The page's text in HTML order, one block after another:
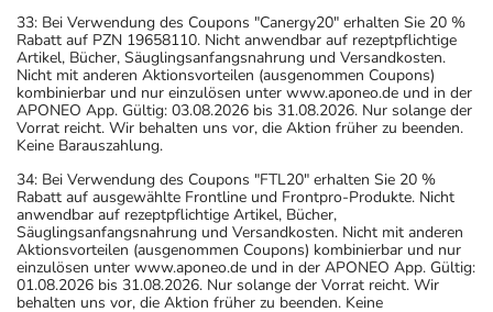
33: Bei Verwendung des Coupons "Canergy20" erhalten Sie 20 %
Rabatt auf PZN 19658110. Nicht anwendbar auf rezeptpflichtige
Artikel, Bücher, Säuglingsanfangsnahrung und Versandkosten.
Nicht mit anderen Aktionsvorteilen (ausgenommen Coupons)
kombinierbar und nur einzulösen unter www.aponeo.de und in der
APONEO App. Gültig: 03.08.2026 bis 31.08.2026. Nur solange der
Vorrat reicht. Wir behalten uns vor, die Aktion früher zu beenden.
Keine Barauszahlung.
34: Bei Verwendung des Coupons "FTL20" erhalten Sie 20 %
Rabatt auf ausgewählte Frontline und Frontpro-Produkte. Nicht
anwendbar auf rezeptpflichtige Artikel, Bücher,
Säuglingsanfangsnahrung und Versandkosten. Nicht mit anderen
Aktionsvorteilen (ausgenommen Coupons) kombinierbar und nur
einzulösen unter www.aponeo.de und in der APONEO App. Gültig:
01.08.2026 bis 31.08.2026. Nur solange der Vorrat reicht. Wir
behalten uns vor, die Aktion früher zu beenden. Keine